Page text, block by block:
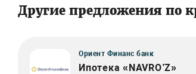
Другие предложения по
Ориент Финанс банк
Ипотека «NAVRO’Z»